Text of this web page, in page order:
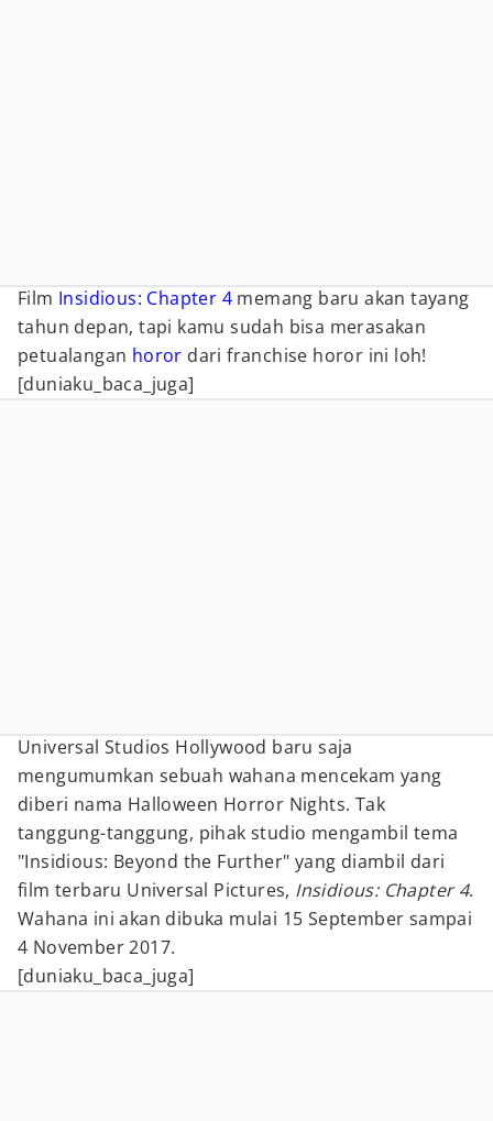
Film Insidious: Chapter 4 memang baru akan tayang
tahun depan, tapi kamu sudah bisa merasakan
petualangan horor dari franchise horor ini loh!
[duniaku_baca_juga]
Universal Studios Hollywood baru saja
mengumumkan sebuah wahana mencekam yang
diberi nama Halloween Horror Nights. Tak
tanggung-tanggung, pihak studio mengambil tema
"Insidious: Beyond the Further" yang diambil dari
film terbaru Universal Pictures, Insidious: Chapter 4.
Wahana ini akan dibuka mulai 15 September sampai
4 November 2017.
[duniaku_baca_juga]